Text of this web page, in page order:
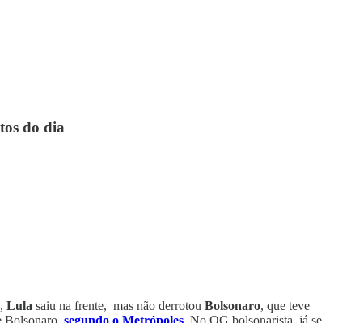
do dia
Lula saiu na frente, mas não derrotou Bolsonaro, que teve
Bolsonaro, segundo o Metrópoles. No QG bolsonarista, já se